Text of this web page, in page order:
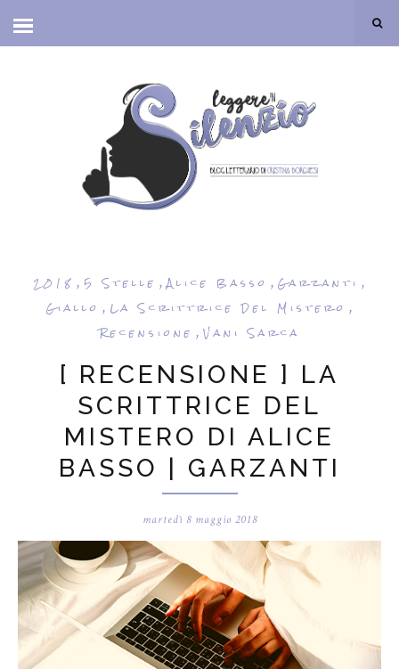
2018 ,5 Stelle ,Alice Basso ,Garzanti ,
Giallo , La Scrittrice Del Mistero ,
Recensione , Vani Sarca
[ RECENSIONE ] LA
SCRITTRICE DEL
MISTERO DI ALICE
BASSO | GARZANTI
martedì 8 maggio 2018